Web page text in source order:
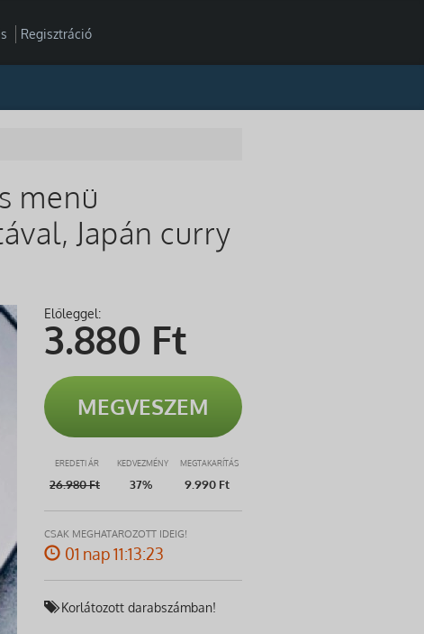
Regisztráció
menü
Japán curry
Előleggel:
3.880 Ft
MEGVESZEM
EREDETI ÁR KEDVEZMÉNY MEGTAKARÍTÁS
26.980Ft 37% 9.990 Ft
CSAK MEGHATÁROZOTT IDEIG!
01 nap 11:13:22
Korlátozott darabszámban!